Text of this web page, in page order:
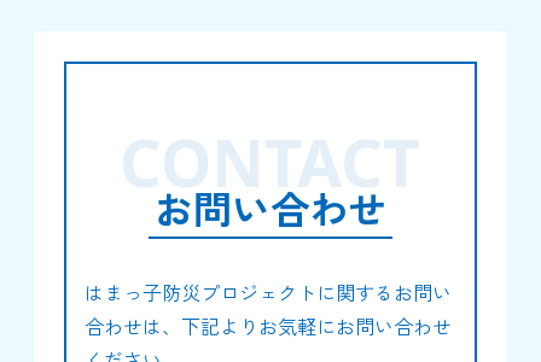
お問い合わせ
CONTACT
はまっ子防災プロジェクトに関するお問い
合わせは、下記よりお気軽にお問い合わせ